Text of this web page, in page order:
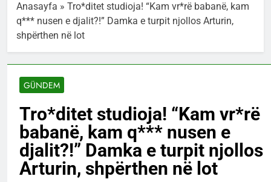
Anasayfa » Tro*ditet studioja! “Kam vr*rë babanë, kam
q*** nusen e djalit?!” Damka e turpit njollos Arturin,
shpërthen në lot
GÜNDEM
Tro*ditet studioja! “Kam vr*rë
babanë, kam q*** nusen e
djalit?!” Damka e turpit njollos
Arturin, shpërthen në lot